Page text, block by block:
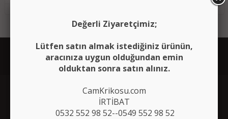
Değerli Ziyaretçimiz;
Lütfen satın almak istediğiniz ürünün,
aracınıza uygun olduğundan emin
olduktan sonra satın alınız.
CamKrikosu.com
İRTİBAT
0532 552 98 52--0549 552 98 52